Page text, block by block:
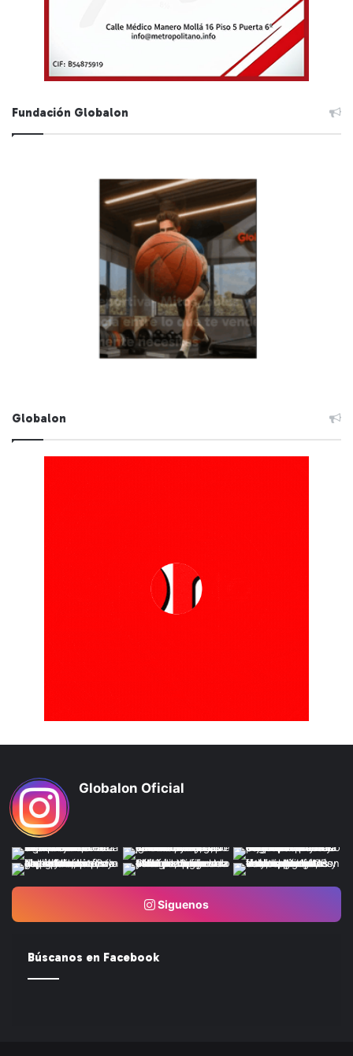
Fundación Globalon
Globalon
Globalon Oficial
Siguenos
Búscanos en Facebook